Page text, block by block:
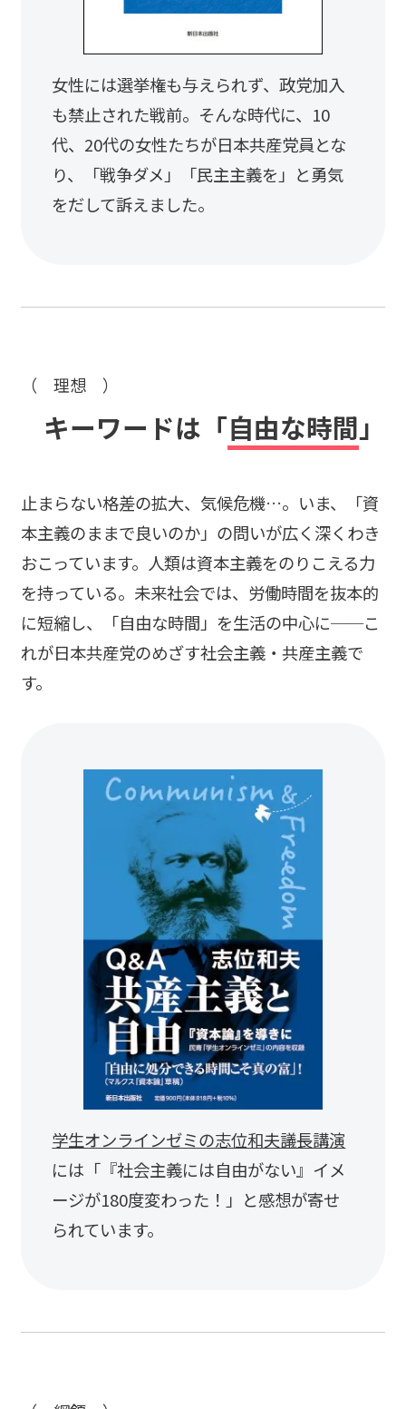
女性には選挙権も与えられず、政党加入
も禁止された戦前。そんな時代に、10
代、20代の女性たちが日本共産党員とな
り、「戦争ダメ」「民主主義を」と勇気
をだして訴えました。
（ 理想 ）
キーワードは「自由な時間」
止まらない格差の拡大、気候危機…。いま、「資
本主義のままで良いのか」の問いが広く深くわき
おこっています。人類は資本主義をのりこえる力
を持っている。未来社会では、労働時間を抜本的
に短縮し、「自由な時間」を生活の中心に──こ
れが日本共産党のめざす社会主義・共産主義で
す。
学生オンラインゼミの志位和夫議長講演
には「『社会主義には自由がない』イメ
ージが180度変わった！」と感想が寄せ
られています。